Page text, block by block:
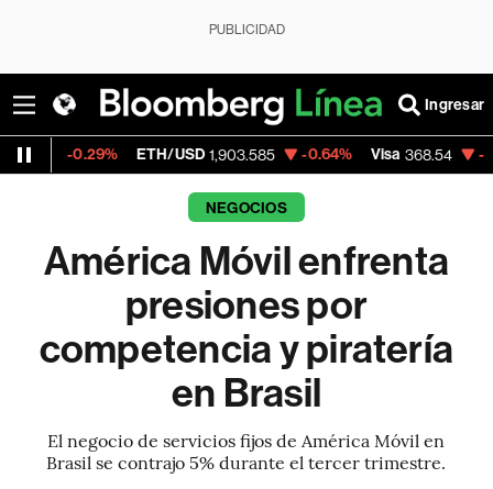
PUBLICIDAD
Ingresar
ETH/USD 1,903.585 -0.64% Visa 368.54 -0.28%
NEGOCIOS
América Móvil enfrenta
presiones por
competencia y piratería
en Brasil
El negocio de servicios fijos de América Móvil en
Brasil se contrajo 5% durante el tercer trimestre.